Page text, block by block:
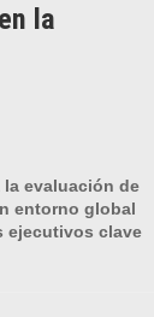
la
evaluación de
entorno global
ejecutivos clave